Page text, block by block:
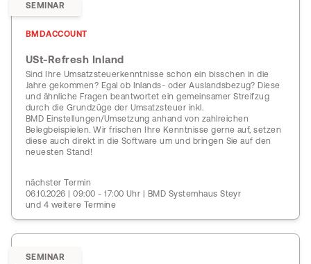
SEMINAR
BMDACCOUNT
USt-Refresh Inland
Sind Ihre Umsatzsteuerkenntnisse schon ein bisschen in die
Jahre gekommen? Egal ob Inlands- oder Auslandsbezug? Diese
und ähnliche Fragen beantwortet ein gemeinsamer Streifzug
durch die Grundzüge der Umsatzsteuer inkl.
BMD Einstellungen/Umsetzung anhand von zahlreichen
Belegbeispielen. Wir frischen Ihre Kenntnisse gerne auf, setzen
diese auch direkt in die Software um und bringen Sie auf den
neuesten Stand!
nächster Termin
06.10.2026 | 09:00 - 17:00 Uhr | BMD Systemhaus Steyr
und 4 weitere Termine
SEMINAR